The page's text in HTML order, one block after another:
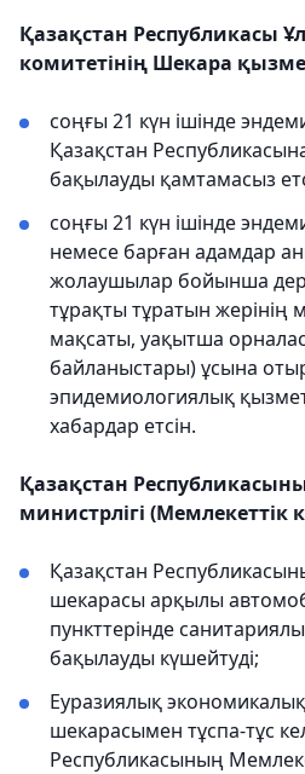
Қазақстан Республикасы
комитетінің Шекара
соңғы 21 күн ішінде
Қазақстан
бақылауды қамтамасыз
соңғы 21 күн ішінде
немесе барған адамдар
жолаушылар бойынша
тұрақты тұратын
мақсаты, уақытша
байланыстары) ұсына
эпидемиологиялық
хабардар етсін.
Қазақстан
министрлігі (Мемлекеттік
Қазақстан
шекарасы арқылы
пункттерінде
бақылауды күшейтуді;
Еуразиялық
шекарасымен тұспа-тұс
Республикасының